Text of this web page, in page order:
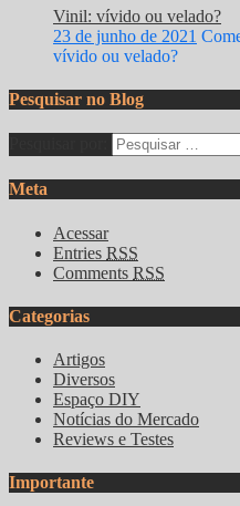
Vinil: vívido ou velado?
23 de junho de 2021
vívido ou velado?
Pesquisar no Blog
Meta
Acessar
Entries RSS
Comments RSS
Categorias
Artigos
Diversos
Espaço DIY
Notícias do Mercado
Reviews e Testes
Importante